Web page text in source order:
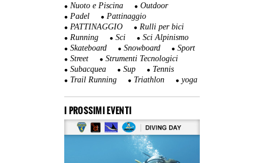
Nuoto e Piscina
Outdoor
Padel
Pattinaggio
PATTINAGGIO
Rulli per bici
Running
Sci
Sci Alpinismo
Skateboard
Snowboard
Sport
Street
Strumenti Tecnologici
Subacquea
Sup
Tennis
Trail Running
Triathlon yoga
I PROSSIMI EVENTI